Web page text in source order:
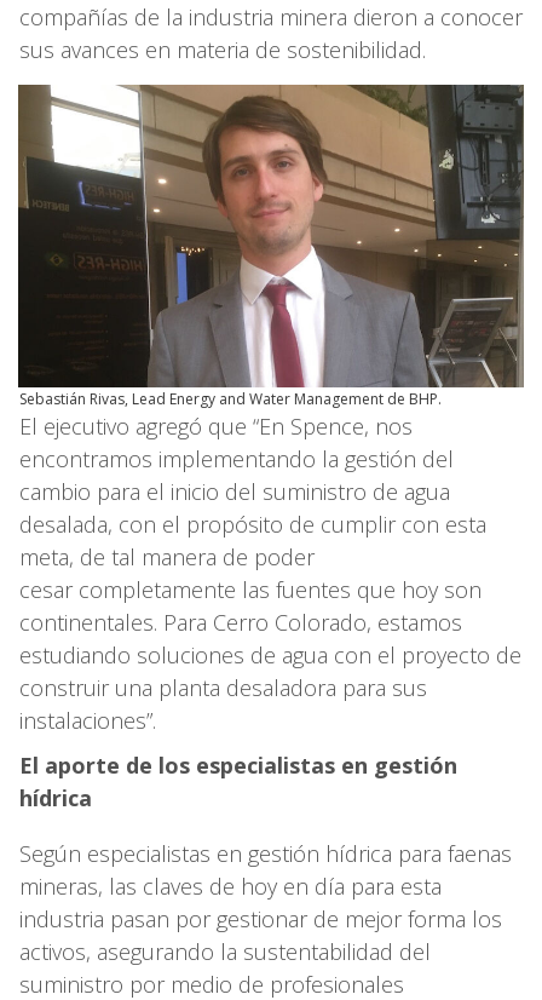
compañías de la industria minera dieron a conocer
sus avances en materia de sostenibilidad.
Sebastián Rivas, Lead Energy and Water Management de BHP.
El ejecutivo agregó que “En Spence, nos
encontramos implementando la gestión del
cambio para el inicio del suministro de agua
desalada, con el propósito de cumplir con esta
meta, de tal manera de poder
cesar completamente las fuentes que hoy son
continentales. Para Cerro Colorado, estamos
estudiando soluciones de agua con el proyecto de
construir una planta desaladora para sus
instalaciones”.
El aporte de los especialistas en gestión
hídrica
Según especialistas en gestión hídrica para faenas
mineras, las claves de hoy en día para esta
industria pasan por gestionar de mejor forma los
activos, asegurando la sustentabilidad del
suministro por medio de profesionales